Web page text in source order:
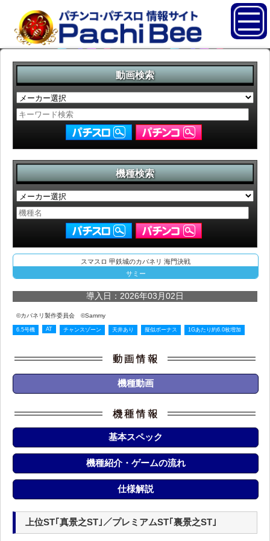
動画検索
機種検索
スマスロ 甲鉄城のカバネリ 海門決戦
サミー
導入日：2026年03月02日
©カバネリ製作委員会 ©Sammy
6.5号機 AT チャンスゾーン 天井あり 擬似ボーナス 1Gあたり約6.0枚増加
機種動画
基本スペック
機種紹介・ゲームの流れ
仕様解説
上位ST｢真景之ST｣／プレミアムST｢裏景之ST｣